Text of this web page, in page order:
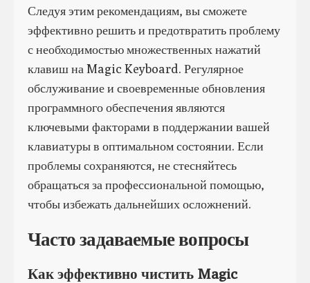
Следуя этим рекомендациям, вы сможете
эффективно решить и предотвратить проблему
с необходимостью множественных нажатий
клавиш на Magic Keyboard. Регулярное
обслуживание и своевременные обновления
программного обеспечения являются
ключевыми факторами в поддержании вашей
клавиатуры в оптимальном состоянии. Если
проблемы сохраняются, не стесняйтесь
обращаться за профессиональной помощью,
чтобы избежать дальнейших осложнений.
Часто задаваемые вопросы
Как эффективно чистить Magic